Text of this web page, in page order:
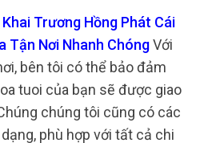
Trương Hồng Phát Cái
Tận Nơi Nhanh ChóngVới
bên tôi có thể bảo đảm
tuoi của bạn sẽ được giao
chúng tôi cũng có các
phù hợp với tất cả chi